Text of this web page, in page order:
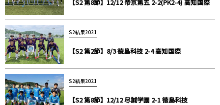
【S2 第8節】12/12 帝京第五 2-2(PK2-4) 高知国際
S2結果2021
【S2 第2節】8/3 徳島科技 2-4 高知国際
S2結果2021
【S2 第8節】12/12 尽誠学園 2-1 徳島科技